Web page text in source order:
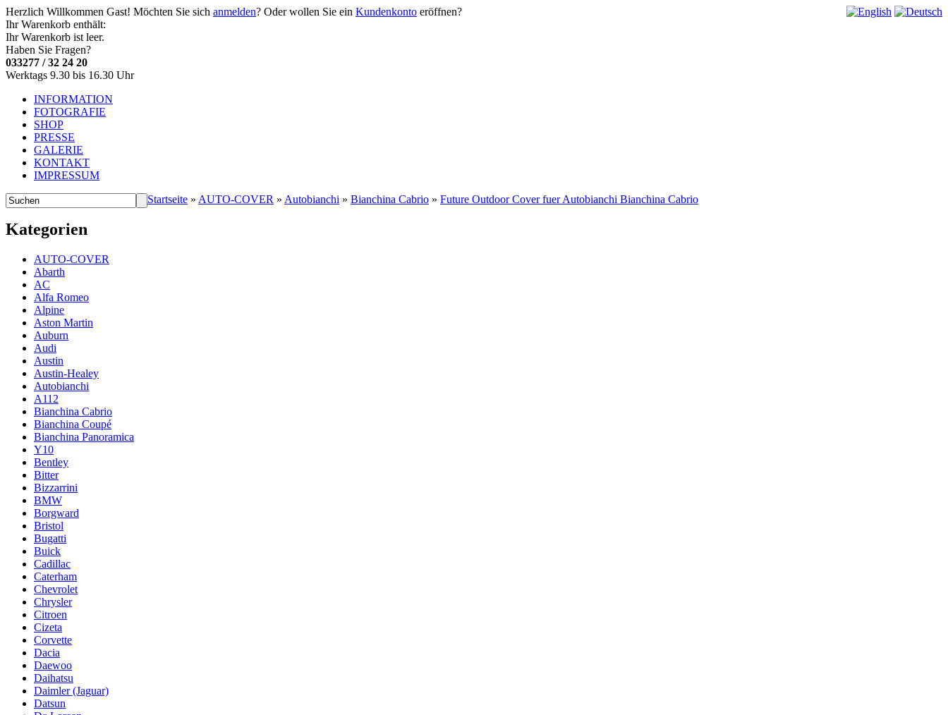
Herzlich Willkommen Gast! Möchten Sie sich anmelden? Oder wollen Sie ein Kundenkonto eröffnen?
Ihr Warenkorb enthält:
Ihr Warenkorb ist leer.
Haben Sie Fragen?
033277 / 32 24 20
Werktags 9.30 bis 16.30 Uhr
INFORMATION
FOTOGRAFIE
SHOP
PRESSE
GALERIE
KONTAKT
IMPRESSUM
Startseite » AUTO-COVER » Autobianchi » Bianchina Cabrio » Future Outdoor Cover fuer Autobianchi Bianchina Cabrio
Kategorien
AUTO-COVER
Abarth
AC
Alfa Romeo
Alpine
Aston Martin
Auburn
Audi
Austin
Austin-Healey
Autobianchi
A112
Bianchina Cabrio
Bianchina Coupé
Bianchina Panoramica
Y10
Bentley
Bitter
Bizzarrini
BMW
Borgward
Bristol
Bugatti
Buick
Cadillac
Caterham
Chevrolet
Chrysler
Citroen
Cizeta
Corvette
Dacia
Daewoo
Daihatsu
Daimler (Jaguar)
Datsun